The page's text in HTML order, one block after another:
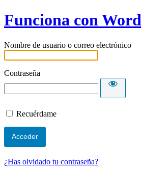
Funciona con
Nombre de usuario o correo electrónico
Contraseña
Recuérdame
¿Has olvidado tu contraseña?